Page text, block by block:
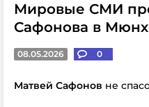
Мировые СМИ
Сафонова в
08.05.2026 0
Матвей Сафонов не